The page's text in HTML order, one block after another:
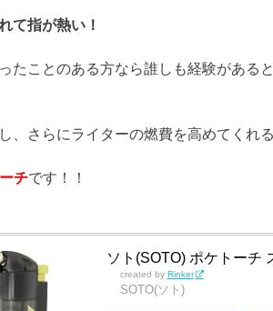
て指が熱い！
たことのある方なら誰しも経験があると
、さらにライターの燃費を高めてくれ
チです！！
ソト(SOTO) ポケトーチ
created by Rinker
SOTO(ソト)